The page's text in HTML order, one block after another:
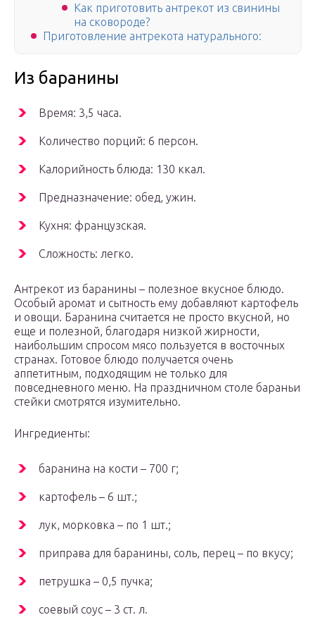
Как приготовить антрекот из свинины
на сковороде?
Приготовление антрекота натурального:
Из баранины
Время: 3,5 часа.
Количество порций: 6 персон.
Калорийность блюда: 130 ккал.
Предназначение: обед, ужин.
Кухня: французская.
Сложность: легко.
Антрекот из баранины – полезное вкусное блюдо.
Особый аромат и сытность ему добавляют картофель
и овощи. Баранина считается не просто вкусной, но
еще и полезной, благодаря низкой жирности,
наибольшим спросом мясо пользуется в восточных
странах. Готовое блюдо получается очень
аппетитным, подходящим не только для
повседневного меню. На праздничном столе бараньи
стейки смотрятся изумительно.
Ингредиенты:
баранина на кости – 700 г;
картофель – 6 шт.;
лук, морковка – по 1 шт.;
приправа для баранины, соль, перец – по вкусу;
петрушка – 0,5 пучка;
соевый соус – 3 ст. л.